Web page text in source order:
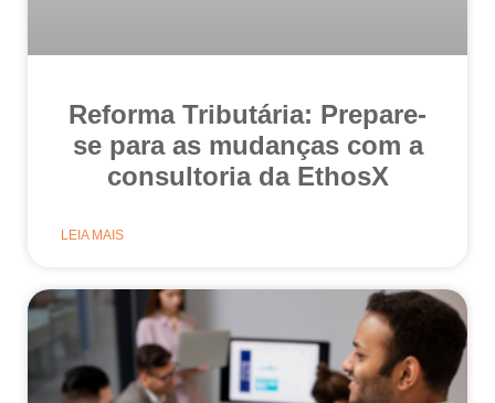
Reforma Tributária: Prepare-
se para as mudanças com a
consultoria da EthosX
LEIA MAIS